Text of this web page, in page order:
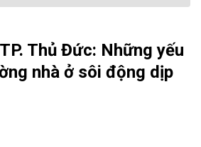
Thủ Đức: Những yếu
nhà ở sôi động dịp